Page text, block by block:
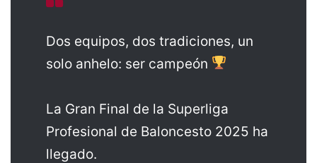
Dos equipos, dos tradiciones, un
solo anhelo: ser campeón
La Gran Final de la Superliga
Profesional de Baloncesto 2025 ha
llegado.